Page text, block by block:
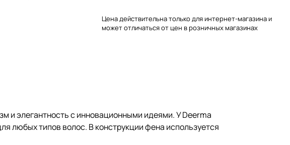
Цена действительна только для интернет-магазина и
может отличаться от цен в розничных магазинах
и элегантность с инновационными идеями. У Deerma
любых типов волос. В конструкции фена используется